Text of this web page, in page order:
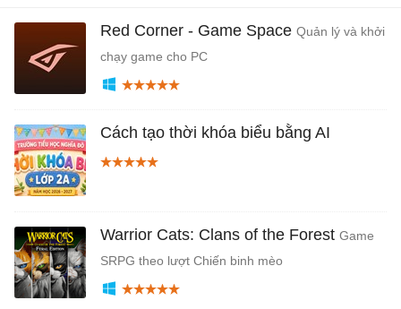
Red Corner - Game Space Quản lý và khởi
chạy game cho PC
Cách tạo thời khóa biểu bằng AI
Warrior Cats: Clans of the Forest Game
SRPG theo lượt Chiến binh mèo